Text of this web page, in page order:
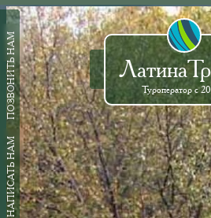
Туроператор с
ПОЗВОНИТЬ НАМ
НАПИСАТЬ НАМ